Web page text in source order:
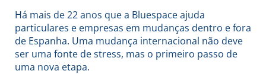
Há mais de 22 anos que a Bluespace ajuda
particulares e empresas em mudanças dentro e fora
de Espanha. Uma mudança internacional não deve
ser uma fonte de stress, mas o primeiro passo de
uma nova etapa.